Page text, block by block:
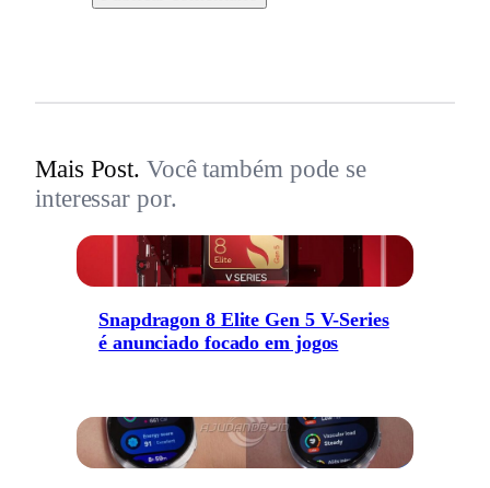
Mais Post. Você também pode se
interessar por.
Snapdragon 8 Elite Gen 5 V-Series
é anunciado focado em jogos